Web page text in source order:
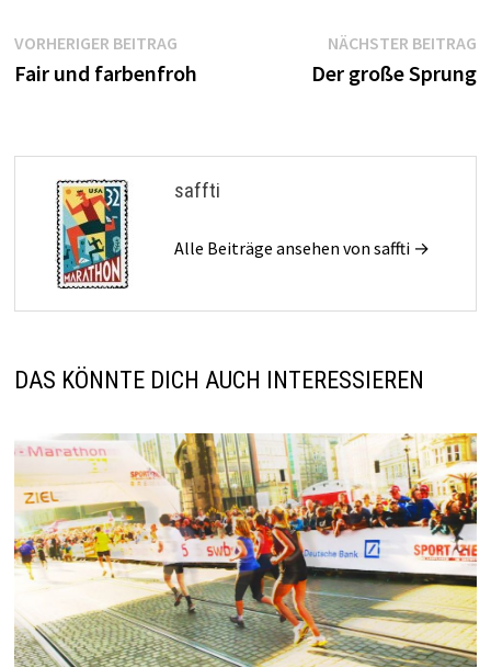
Beitragsnavigation
VORHERIGER BEITRAGVorheriger
Beitrag:
Fair und farbenfroh
NÄCHSTER BEITRAG
Der große Sprung
saffti
Alle Beiträge ansehen von saffti →
DAS KÖNNTE DICH AUCH INTERESSIEREN